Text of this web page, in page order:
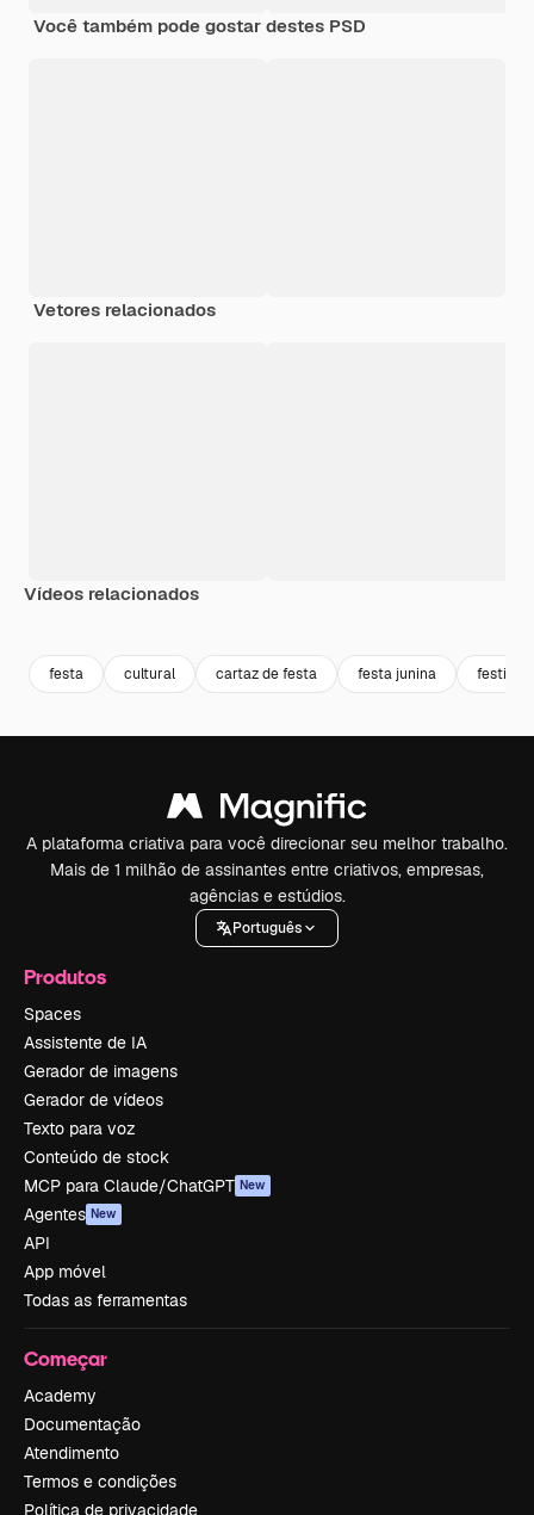
Você também pode gostar destes PSD
Vetores relacionados
Vídeos relacionados
festa cultural cartaz de festa festa junina festival
A plataforma criativa para você direcionar seu melhor trabalho.
Mais de 1 milhão de assinantes entre criativos, empresas,
agências e estúdios.
Português
Produtos
Spaces
Assistente de IA
Gerador de imagens
Gerador de vídeos
Texto para voz
Conteúdo de stock
MCP para Claude/ChatGPT New
Agentes New
API
App móvel
Todas as ferramentas
Começar
Academy
Documentação
Atendimento
Termos e condições
Política de privacidade